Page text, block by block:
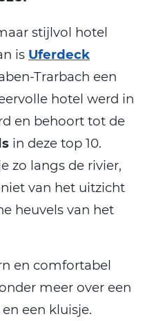
stijlvol hotel
is Uferdeck
Trarbach een
hotel werd in
en behoort tot de
in deze top 10.
zo langs de rivier,
van het uitzicht
heuvels van het
en comfortabel
meer over een
een kluisje.